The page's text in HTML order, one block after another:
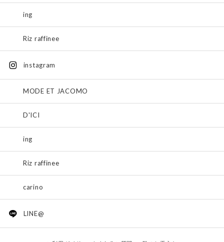
ing
Riz raffinee
instagram
MODE ET JACOMO
D'ICI
ing
Riz raffinee
carino
LINE@